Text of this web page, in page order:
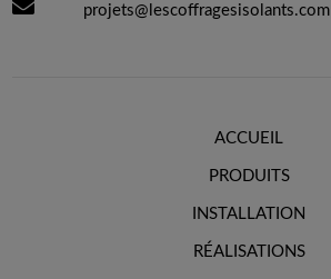
projets@lescoffragesisolants.com
ACCUEIL
PRODUITS
INSTALLATION
RÉALISATIONS